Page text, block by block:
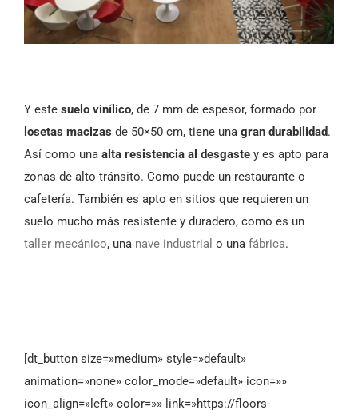
Y este suelo vinílico, de 7 mm de espesor, formado por
losetas macizas de 50×50 cm, tiene una gran durabilidad.
Así como una alta resistencia al desgaste y es apto para
zonas de alto tránsito. Como puede un restaurante o
cafetería. También es apto en sitios que requieren un
suelo mucho más resistente y duradero, como es un
taller mecánico, una nave industrial o una fábrica.
[dt_button size=»medium» style=»default»
animation=»none» color_mode=»default» icon=»»
icon_align=»left» color=»» link=»https://floors-